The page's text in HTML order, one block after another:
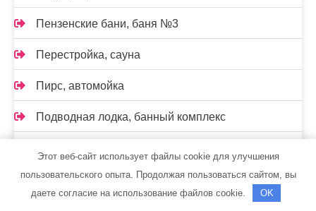
Пензенские бани, баня №3
Перестройка, сауна
Пирс, автомойка
Подводная лодка, банный комплекс
Премиум Авто — официальный дилер Jaguar
Этот веб-сайт использует файлы cookie для улучшения
пользовательского опыта. Продолжая пользоваться сайтом, вы
даете согласие на использование файлов cookie.
OK